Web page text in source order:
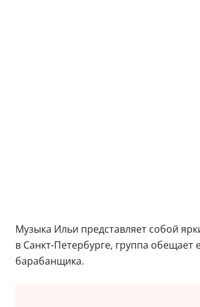
Музыка Ильи представляет собой
в Санкт-Петербурге, группа
барабанщика.